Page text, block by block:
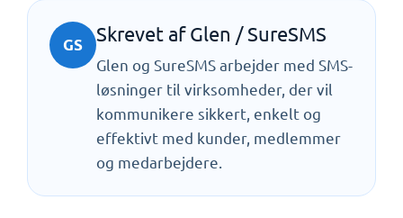
GS Skrevet af Glen / SureSMS
Glen og SureSMS arbejder med SMS-
løsninger til virksomheder, der vil
kommunikere sikkert, enkelt og
effektivt med kunder, medlemmer
og medarbejdere.